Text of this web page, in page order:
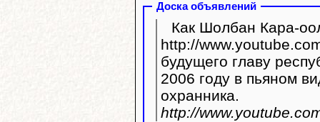
Доска объявлений
Как Шолбан Кара-
http://www.youtube.com/
будущего главу
2006 году в пьяном
охранника.
http://